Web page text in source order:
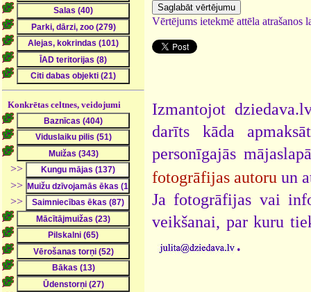
Konkrētas celtnes, veidojumi
>>
>>
>>
Vērtējums ietekmē attēla atrašanos
Izmantojot
darīts kāda
personīgajās
fotogrāfijas autoru un
Ja fotogrāfijas vai
veikšanai, par kuru
.